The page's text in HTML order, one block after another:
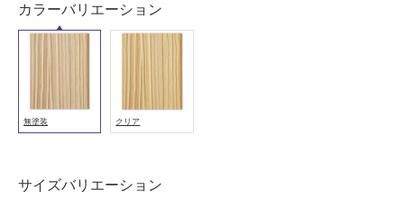
カラーバリエーション
無塗装 クリア
サイズバリエーション
て
い
屋
屋